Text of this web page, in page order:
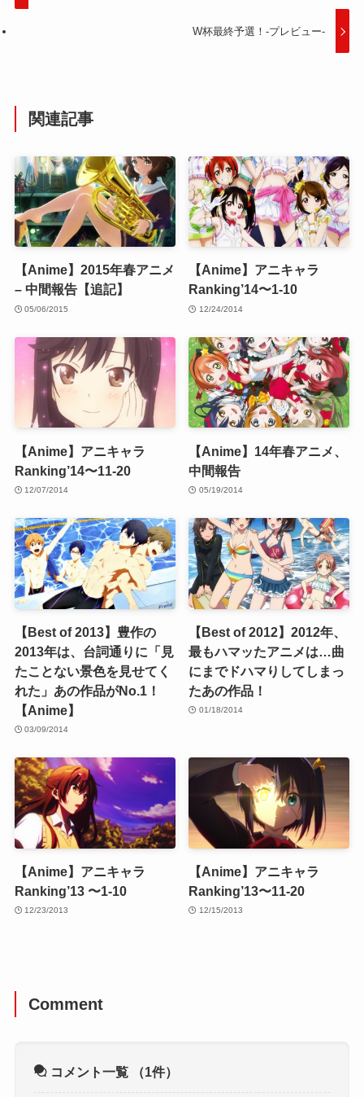
W杯最終予選！-プレビュー-
関連記事
【Anime】2015年春アニメ
– 中間報告【追記】
05/06/2015
【Anime】アニキャラ
Ranking’14〜1-10
12/24/2014
【Anime】アニキャラ
Ranking’14〜11-20
12/07/2014
【Anime】14年春アニメ、
中間報告
05/19/2014
【Best of 2013】豊作の
2013年は、台詞通りに「見
たことない景色を見せてく
れた」あの作品がNo.1！
【Anime】
03/09/2014
【Best of 2012】2012年、
最もハマッたアニメは…曲
にまでドハマりしてしまっ
たあの作品！
01/18/2014
【Anime】アニキャラ
Ranking’13 〜1-10
12/23/2013
【Anime】アニキャラ
Ranking’13〜11-20
12/15/2013
Comment
コメント一覧 （1件）